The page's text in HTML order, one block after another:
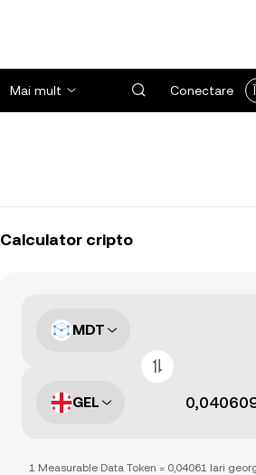
Mai mult Conectare
Calculator cripto
MDT
GEL
1 Measurable Data Token = 0,04061 lari